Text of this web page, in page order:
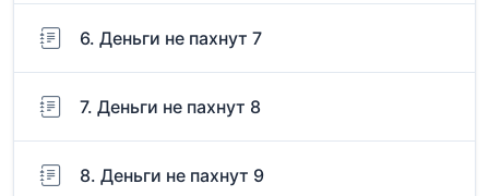
6. Деньги не пахнут 7
7. Деньги не пахнут 8
8. Деньги не пахнут 9